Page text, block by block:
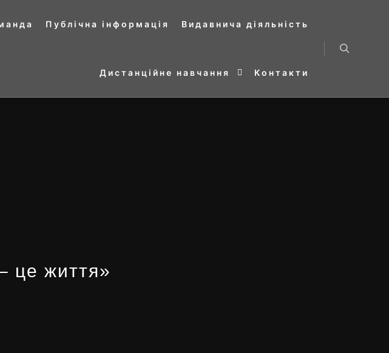
Публічна інформація Видавнича діяльність
Дистанційне навчання Контакти
це життя»